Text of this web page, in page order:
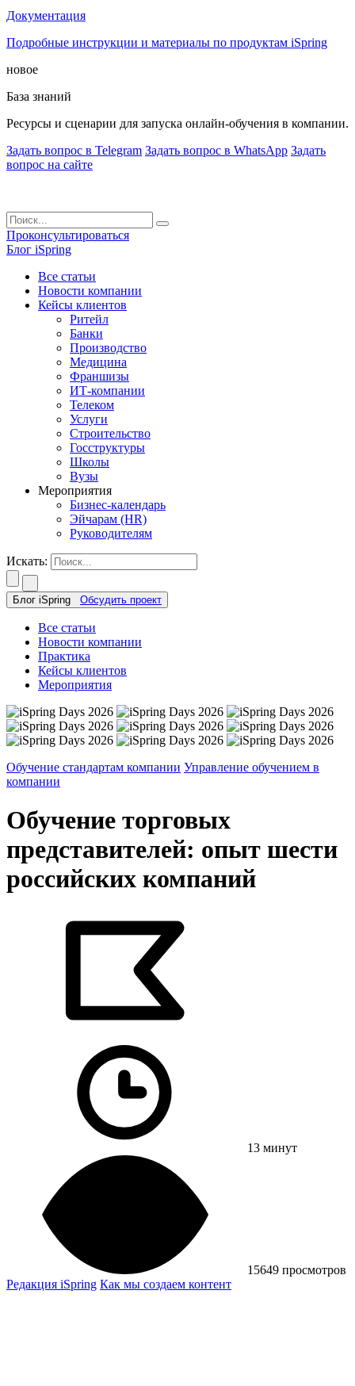
Документация
Подробные инструкции и материалы по продуктам iSpring
новое
База знаний
Ресурсы и сценарии для запуска онлайн-обучения в компании.
Задать вопрос в Telegram Задать вопрос в WhatsApp Задать
вопрос на сайте
Проконсультироваться
Блог iSpring
Все статьи
Новости компании
Кейсы клиентов
Ритейл
Банки
Производство
Медицина
Франшизы
ИТ-компании
Телеком
Услуги
Строительство
Госструктуры
Школы
Вузы
Мероприятия
Бизнес-календарь
Эйчарам (HR)
Руководителям
Искать:
Блог iSpring Обсудить проект
Все статьи
Новости компании
Практика
Кейсы клиентов
Мероприятия
Обучение стандартам компании Управление обучением в
компании
Обучение торговых
представителей: опыт шести
российских компаний
13 минут
15649 просмотров
Редакция iSpring Как мы создаем контент